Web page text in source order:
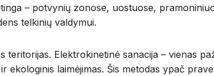
– potvynių zonose, uostuose,
telkinių valdymui.
Elektrokinetinė sanacija – vienas
laimėjimas. Šis metodas ypač